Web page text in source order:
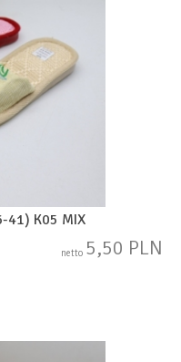
41) K05 MIX
netto 5,50 PLN